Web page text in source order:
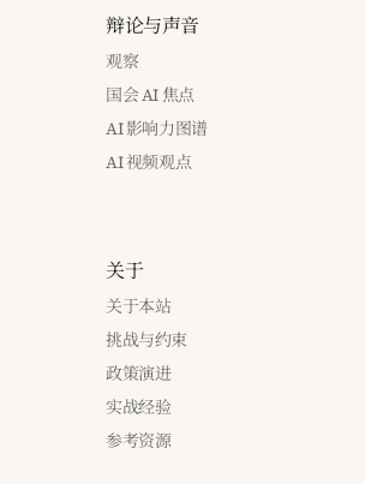
辩论与声音
观察
国会 AI 焦点
AI 影响力图谱
AI 视频观点
关于
关于本站
挑战与约束
政策演进
实战经验
参考资源